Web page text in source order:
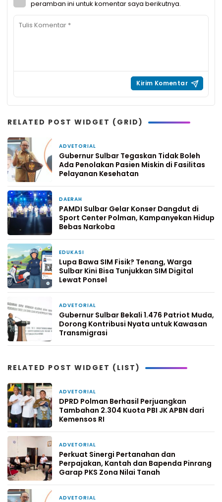
peramban ini untuk komentar saya berikutnya.
RELATED POST WIDGET (GRID)
ADVETORIAL
Gubernur Sulbar Tegaskan Tidak Boleh
Ada Penolakan Pasien Miskin di Fasilitas
Pelayanan Kesehatan
DAERAH
PAMDI Sulbar Gelar Konser Dangdut di
Sport Center Polman, Kampanyekan Hidup
Bebas Narkoba
EDUKASI
Lupa Bawa SIM Fisik? Tenang, Warga
Sulbar Kini Bisa Tunjukkan SIM Digital
Lewat Ponsel
ADVETORIAL
Gubernur Sulbar Bekali 1.476 Patriot Muda,
Dorong Kontribusi Nyata untuk Kawasan
Transmigrasi
RELATED POST WIDGET (LIST)
ADVETORIAL
DPRD Polman Berhasil Perjuangkan
Tambahan 2.304 Kuota PBI JK APBN dari
Kemensos RI
ADVETORIAL
Perkuat Sinergi Pertanahan dan
Perpajakan, Kantah dan Bapenda Pinrang
Garap PKS Zona Nilai Tanah
ADVETORIAL